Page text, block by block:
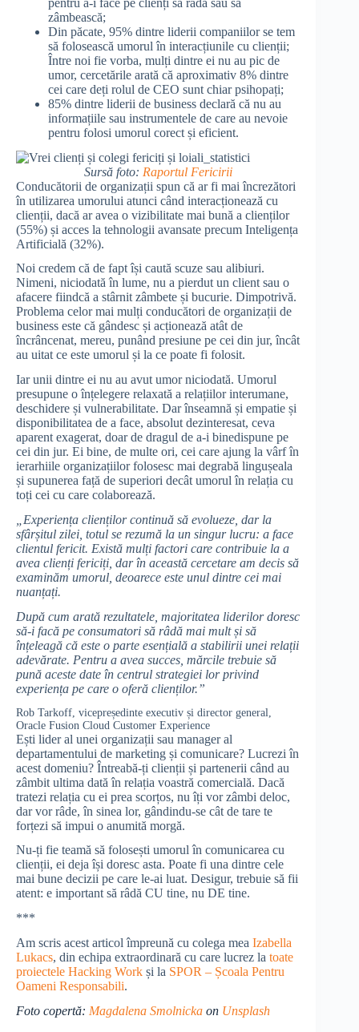
zâmbească;
Din păcate, 95% dintre liderii companiilor se tem
să folosească umorul în interacțiunile cu clienții;
Între noi fie vorba, mulți dintre ei nu au pic de
umor, cercetările arată că aproximativ 8% dintre
cei care deți rolul de CEO sunt chiar psihopați;
85% dintre liderii de business declară că nu au
informațiile sau instrumentele de care au nevoie
pentru folosi umorul corect și eficient.
Sursă foto: Raportul Fericirii
Conducătorii de organizații spun că ar fi mai încrezători
în utilizarea umorului atunci când interacționează cu
clienții, dacă ar avea o vizibilitate mai bună a clienților
(55%) și acces la tehnologii avansate precum Inteligența
Artificială (32%).
Noi credem că de fapt își caută scuze sau alibiuri.
Nimeni, niciodată în lume, nu a pierdut un client sau o
afacere fiindcă a stârnit zâmbete și bucurie. Dimpotrivă.
Problema celor mai mulți conducători de organizații de
business este că gândesc și acționează atât de
încrâncenat, mereu, punând presiune pe cei din jur, încât
au uitat ce este umorul și la ce poate fi folosit.
Iar unii dintre ei nu au avut umor niciodată. Umorul
presupune o înțelegere relaxată a relațiilor interumane,
deschidere și vulnerabilitate. Dar înseamnă și empatie și
disponibilitatea de a face, absolut dezinteresat, ceva
aparent exagerat, doar de dragul de a-i binedispune pe
cei din jur. Ei bine, de multe ori, cei care ajung la vârf în
ierarhiile organizațiilor folosesc mai degrabă lingușeala
și supunerea față de superiori decât umorul în relația cu
toți cei cu care colaborează.
„Experiența clienților continuă să evolueze, dar la
sfârșitul zilei, totul se rezumă la un singur lucru: a face
clientul fericit. Există mulți factori care contribuie la a
avea clienți fericiți, dar în această cercetare am decis să
examinăm umorul, deoarece este unul dintre cei mai
nuanțați.
După cum arată rezultatele, majoritatea liderilor doresc
să-i facă pe consumatori să râdă mai mult și să
înțeleagă că este o parte esențială a stabilirii unei relații
adevărate. Pentru a avea succes, mărcile trebuie să
pună aceste date în centrul strategiei lor privind
experiența pe care o oferă clienților.”
Rob Tarkoff, vicepreședinte executiv și director general,
Oracle Fusion Cloud Customer Experience
Ești lider al unei organizații sau manager al
departamentului de marketing și comunicare? Lucrezi în
acest domeniu? Întreabă-ți clienții și partenerii când au
zâmbit ultima dată în relația voastră comercială. Dacă
tratezi relația cu ei prea scorțos, nu îți vor zâmbi deloc,
dar vor râde, în sinea lor, gândindu-se cât de tare te
forțezi să impui o anumită morgă.
Nu-ți fie teamă să folosești umorul în comunicarea cu
clienții, ei deja își doresc asta. Poate fi una dintre cele
mai bune decizii pe care le-ai luat. Desigur, trebuie să fii
atent: e important să râdă CU tine, nu DE tine.
***
Am scris acest articol împreună cu colega mea Izabella
Lukacs, din echipa extraordinară cu care lucrez la toate
proiectele Hacking Work și la SPOR – Școala Pentru
Oameni Responsabili.
Foto copertă: Magdalena Smolnicka on Unsplash